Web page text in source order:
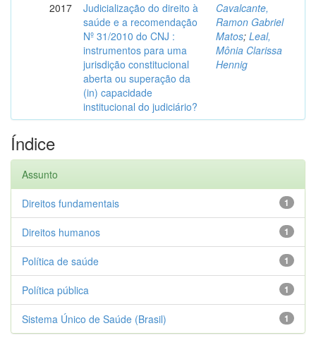
2017
Judicialização do direito à
saúde e a recomendação
Nº 31/2010 do CNJ :
instrumentos para uma
jurisdição constitucional
aberta ou superação da
(in) capacidade
institucional do judiciário?
Cavalcante,
Ramon Gabriel
Matos; Leal,
Mônia Clarissa
Hennig
Índice
Assunto
1
Direitos fundamentais
1
Direitos humanos
1
Política de saúde
1
Política pública
1
Sistema Único de Saúde (Brasil)